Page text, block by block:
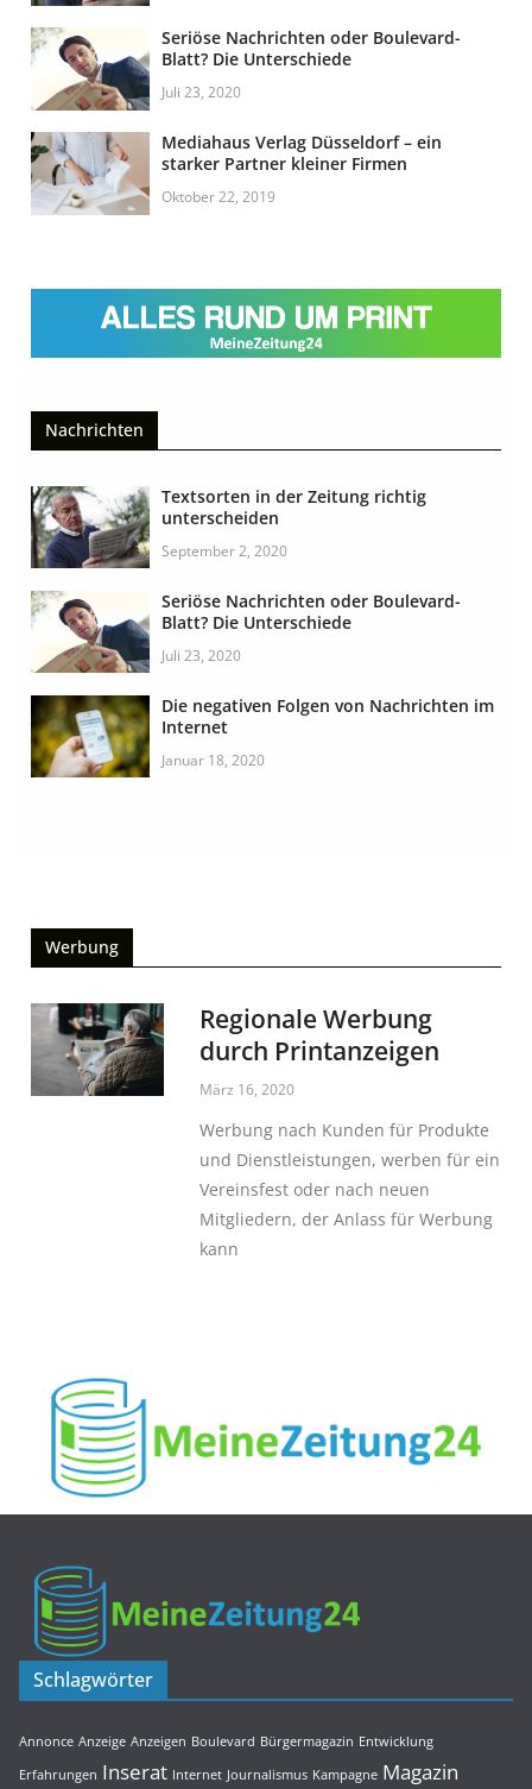
Seriöse Nachrichten oder Boulevard-
Blatt? Die Unterschiede
Juli 23, 2020
Mediahaus Verlag Düsseldorf – ein
starker Partner kleiner Firmen
Oktober 22, 2019
Nachrichten
Textsorten in der Zeitung richtig
unterscheiden
September 2, 2020
Seriöse Nachrichten oder Boulevard-
Blatt? Die Unterschiede
Juli 23, 2020
Die negativen Folgen von Nachrichten im
Internet
Januar 18, 2020
Werbung
Regionale Werbung
durch Printanzeigen
März 16, 2020
Werbung nach Kunden für Produkte
und Dienstleistungen, werben für ein
Vereinsfest oder nach neuen
Mitgliedern, der Anlass für Werbung
kann
Schlagwörter
Annonce Anzeige Anzeigen Boulevard Bürgermagazin Entwicklung
Erfahrungen Inserat Internet Journalismus Kampagne Magazin